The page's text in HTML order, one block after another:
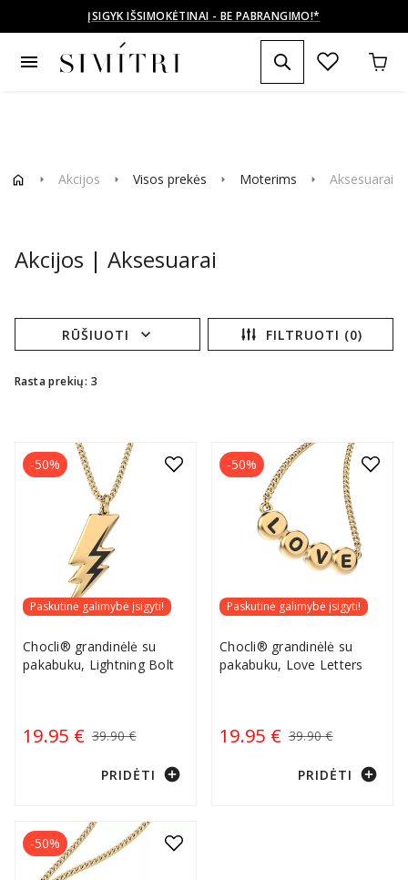
ĮSIGYK IŠSIMOKĖTINAI - BE PABRANGIMO!*
menu
arrow_right Akcijos arrow_right Visos prekės arrow_right Moterims arrow_right Aksesuarai
Akcijos | Aksesuarai
RŪŠIUOTI expand_more FILTRUOTI (0)
Rasta prekių: 3
Paskutinė galimybė įsigyti!
Chocli® grandinėlė su
pakabuku, Lightning Bolt
19.95 € 39.90 €
-50%
PRIDĖTI add_circle
Paskutinė galimybė įsigyti!
Chocli® grandinėlė su
pakabuku, Love Letters
19.95 € 39.90 €
-50%
PRIDĖTI add_circle
-50%